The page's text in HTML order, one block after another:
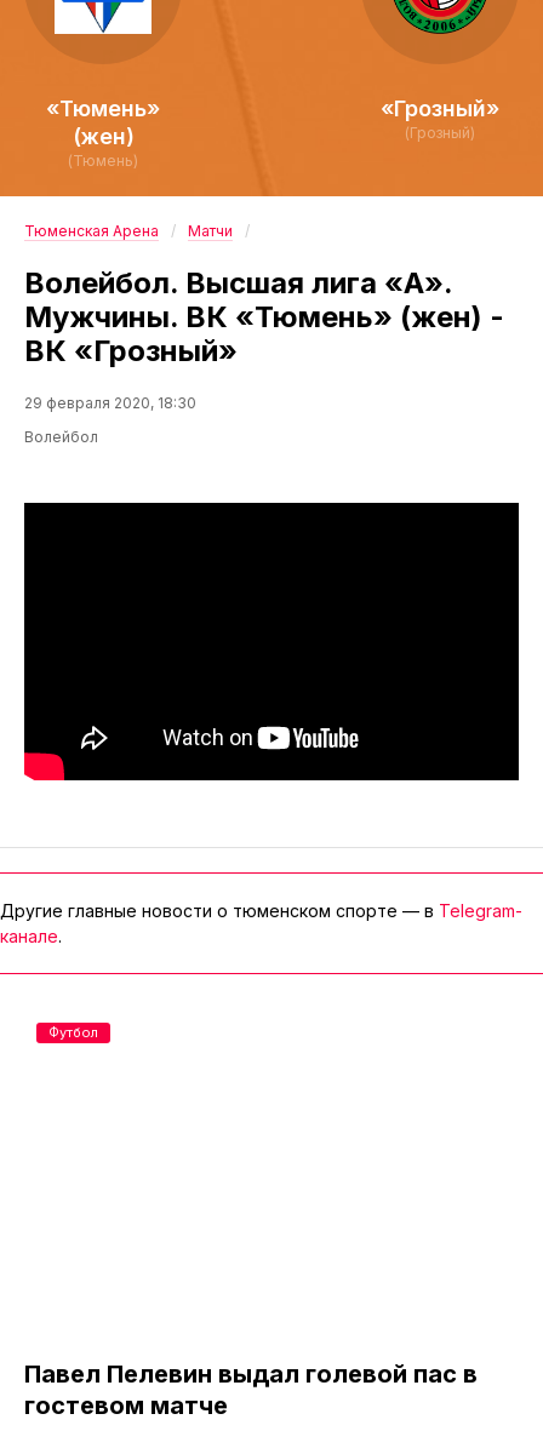
«Тюмень»
(жен)
(Тюмень)
«Грозный»
(Грозный)
Тюменская Арена Матчи
Волейбол. Высшая лига «А».
Мужчины. ВК «Тюмень» (жен) -
ВК «Грозный»
29 февраля 2020, 18:30
Волейбол
Другие главные новости о тюменском спорте — в Telegram-
канале.
Павел Пелевин выдал голевой пас в
гостевом матче
Футбол